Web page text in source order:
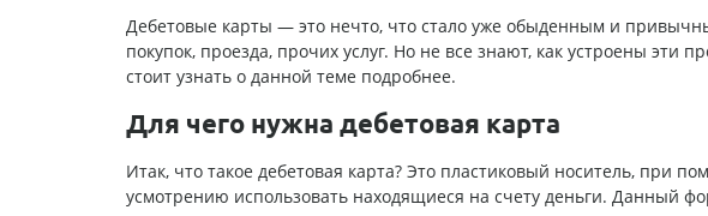
Дебетовые карты — это нечто, что стало уже обыденным и
покупок, проезда, прочих услуг. Но не все знают, как устроены эти
стоит узнать о данной теме подробнее.
Для чего нужна дебетовая карта
Итак, что такое дебетовая карта? Это пластиковый носитель, при
усмотрению использовать находящиеся на счету деньги. Данный